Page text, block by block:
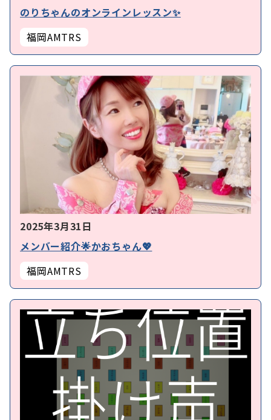
のりちゃんのオンラインレッスン✨
福岡AMTRS
2025年3月31日
メンバー紹介🌟かおちゃん💖
福岡AMTRS